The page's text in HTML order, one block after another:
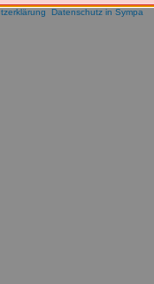
Datenschutz in Sympa